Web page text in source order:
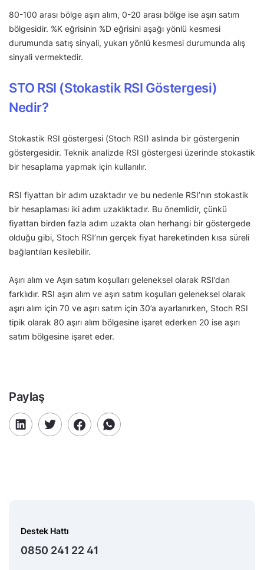
80-100 arası bölge aşırı alım, 0-20 arası bölge ise aşırı satım
bölgesidir. %K eğrisinin %D eğrisini aşağı yönlü kesmesi
durumunda satış sinyali, yukarı yönlü kesmesi durumunda alış
sinyali vermektedir.
STO RSI (Stokastik RSI Göstergesi)
Nedir?
Stokastik RSI göstergesi (Stoch RSI) aslında bir göstergenin
göstergesidir. Teknik analizde RSI göstergesi üzerinde stokastik
bir hesaplama yapmak için kullanılır.
RSI fiyattan bir adım uzaktadır ve bu nedenle RSI’nın stokastik
bir hesaplaması iki adım uzaklıktadır. Bu önemlidir, çünkü
fiyattan birden fazla adım uzakta olan herhangi bir göstergede
olduğu gibi, Stoch RSI’nın gerçek fiyat hareketinden kısa süreli
bağlantıları kesilebilir.
Aşırı alım ve Aşırı satım koşulları geleneksel olarak RSI’dan
farklıdır. RSI aşırı alım ve aşırı satım koşulları geleneksel olarak
aşırı alım için 70 ve aşırı satım için 30’a ayarlanırken, Stoch RSI
tipik olarak 80 aşırı alım bölgesine işaret ederken 20 ise aşırı
satım bölgesine işaret eder.
Paylaş
Destek Hattı
0850 241 22 41